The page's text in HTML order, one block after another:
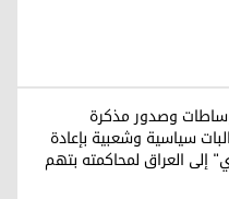
وصدور مذكرة
سياسية وشعبية بإعادة
إلى العراق لمحاكمته بتهم